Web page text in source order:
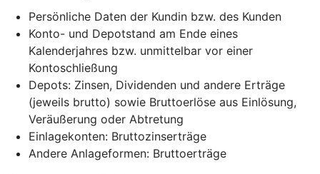
Persönliche Daten der Kundin bzw. des Kunden
Konto- und Depotstand am Ende eines
Kalenderjahres bzw. unmittelbar vor einer
Kontoschließung
Depots: Zinsen, Dividenden und andere Erträge
(jeweils brutto) sowie Bruttoerlöse aus Einlösung,
Veräußerung oder Abtretung
Einlagekonten: Bruttozinserträge
Andere Anlageformen: Bruttoerträge